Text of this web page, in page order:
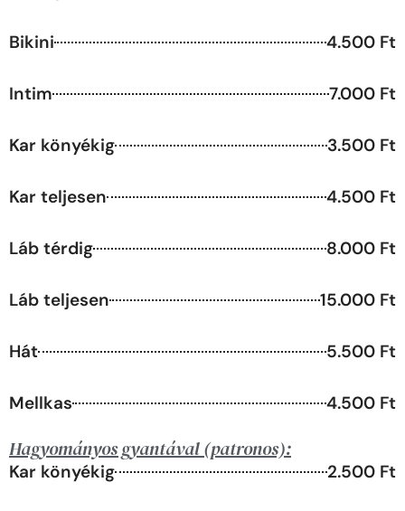
Bikini 4.500 Ft
Intim 7.000 Ft
Kar könyékig 3.500 Ft
Kar teljesen 4.500 Ft
Láb térdig 8.000 Ft
Láb teljesen 15.000 Ft
Hát 5.500 Ft
Mellkas 4.500 Ft
Hagyományos gyantával (patronos):
Kar könyékig 2.500 Ft